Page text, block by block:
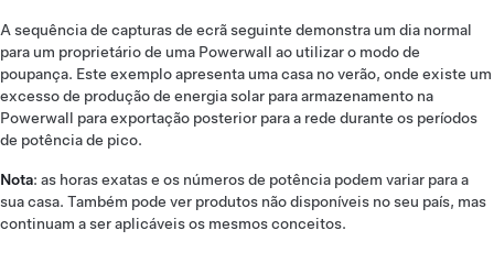
A sequência de capturas de ecrã seguinte demonstra um dia normal
para um proprietário de uma Powerwall ao utilizar o modo de
poupança. Este exemplo apresenta uma casa no verão, onde existe um
excesso de produção de energia solar para armazenamento na
Powerwall para exportação posterior para a rede durante os períodos
de potência de pico.
Nota: as horas exatas e os números de potência podem variar para a
sua casa. Também pode ver produtos não disponíveis no seu país, mas
continuam a ser aplicáveis os mesmos conceitos.